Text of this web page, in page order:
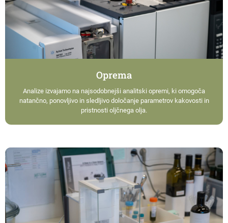
Oprema
Analize izvajamo na najsodobnejši analitski opremi, ki omogoča
natančno, ponovljivo in sledljivo določanje parametrov kakovosti in
pristnosti oljčnega olja.